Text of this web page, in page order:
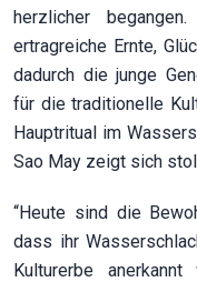
herzlicher
ertragreiche Ernte,
dadurch die junge
für die traditionelle
Hauptritual im
Sao May zeigt sich
“Heute sind die
dass ihr
Kulturerbe